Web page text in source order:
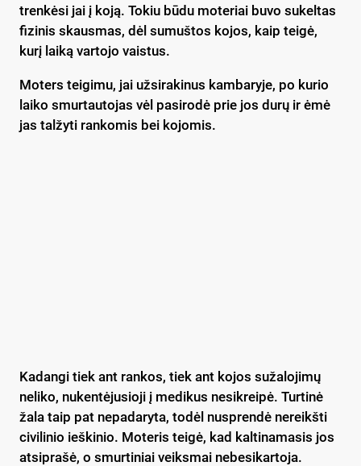
trenkėsi jai į koją. Tokiu būdu moteriai buvo sukeltas
fizinis skausmas, dėl sumuštos kojos, kaip teigė,
kurį laiką vartojo vaistus.
Moters teigimu, jai užsirakinus kambaryje, po kurio
laiko smurtautojas vėl pasirodė prie jos durų ir ėmė
jas talžyti rankomis bei kojomis.
Kadangi tiek ant rankos, tiek ant kojos sužalojimų
neliko, nukentėjusioji į medikus nesikreipė. Turtinė
žala taip pat nepadaryta, todėl nusprendė nereikšti
civilinio ieškinio. Moteris teigė, kad kaltinamasis jos
atsiprašė, o smurtiniai veiksmai nebesikartoja.